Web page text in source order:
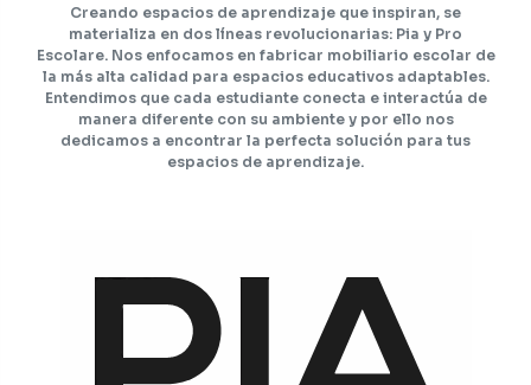
Creando espacios de aprendizaje que inspiran, se
materializa en dos líneas revolucionarias: Pia y Pro
Escolare. Nos enfocamos en fabricar mobiliario escolar de
la más alta calidad para espacios educativos adaptables.
Entendimos que cada estudiante conecta e interactúa de
manera diferente con su ambiente y por ello nos
dedicamos a encontrar la perfecta solución para tus
espacios de aprendizaje.